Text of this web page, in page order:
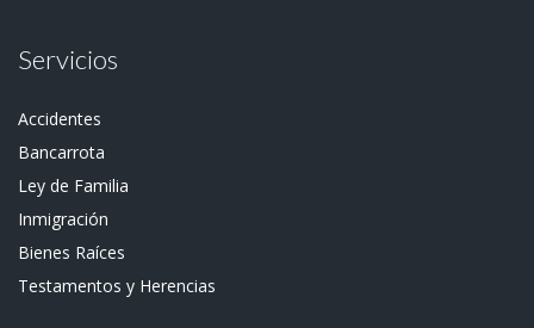
Servicios
Accidentes
Bancarrota
Ley de Familia
Inmigración
Bienes Raíces
Testamentos y Herencias